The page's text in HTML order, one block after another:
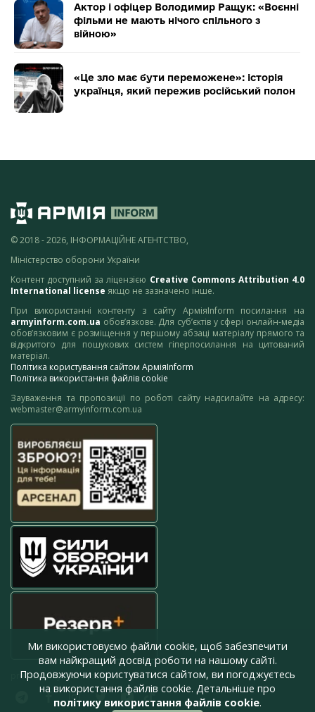
Актор і офіцер Володимир Ращук: «Воєнні
фільми не мають нічого спільного з
війною»
«Це зло має бути переможене»: історія
українця, який пережив російський полон
© 2018 - 2026, ІНФОРМАЦІЙНЕ АГЕНТСТВО,
Міністерство оборони України
Контент доступний за ліцензією Creative Commons Attribution 4.0
International license якщо не зазначено інше.
При використанні контенту з сайту АрміяInform посилання на
armyinform.com.ua обов’язкове. Для суб’єктів у сфері онлайн-медіа
обов’язковим є розміщення у першому абзаці матеріалу прямого та
відкритого для пошукових систем гіперпосилання на цитований
матеріал.
Політика користування сайтом АрміяInform
Політика використання файлів cookie
Зауваження та пропозиції по роботі сайту надсилайте на адресу:
webmaster@armyinform.com.ua
press@armyinform.com.ua
Ми використовуємо файли cookie, щоб забезпечити
вам найкращий досвід роботи на нашому сайті.
Продовжуючи користуватися сайтом, ви погоджуєтесь
на використання файлів cookie. Детальніше про
політику використання файлів cookie.